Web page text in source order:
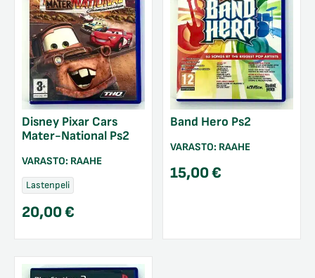
Disney Pixar Cars
Mater-National Ps2
VARASTO: RAAHE
Lastenpeli
20,00€
Band Hero Ps2
VARASTO: RAAHE
15,00€